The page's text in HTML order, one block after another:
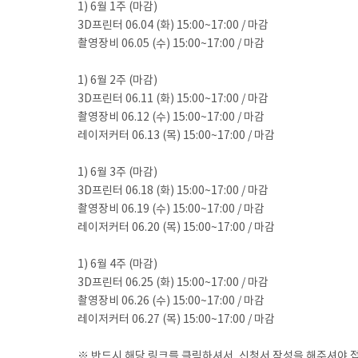
1) 6월 1주 (마감)
3D프린터 06.04 (화) 15:00~17:00 / 마감
촬영장비 06.05 (수) 15:00~17:00 / 마감
1) 6월 2주 (마감)
3D프린터 06.11 (화) 15:00~17:00 / 마감
촬영장비 06.12 (수) 15:00~17:00 / 마감
레이저커터 06.13 (목) 15:00~17:00 / 마감
1) 6월 3주 (마감)
3D프린터 06.18 (화) 15:00~17:00 / 마감
촬영장비 06.19 (수) 15:00~17:00 / 마감
레이저커터 06.20 (목) 15:00~17:00 / 마감
1) 6월 4주 (마감)
3D프린터 06.25 (화) 15:00~17:00 / 마감
촬영장비 06.26 (수) 15:00~17:00 / 마감
레이저커터 06.27 (목) 15:00~17:00 / 마감